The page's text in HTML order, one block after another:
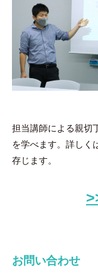
担当講師による親切
を学べます。詳しく
存じます。
お問い合わせ